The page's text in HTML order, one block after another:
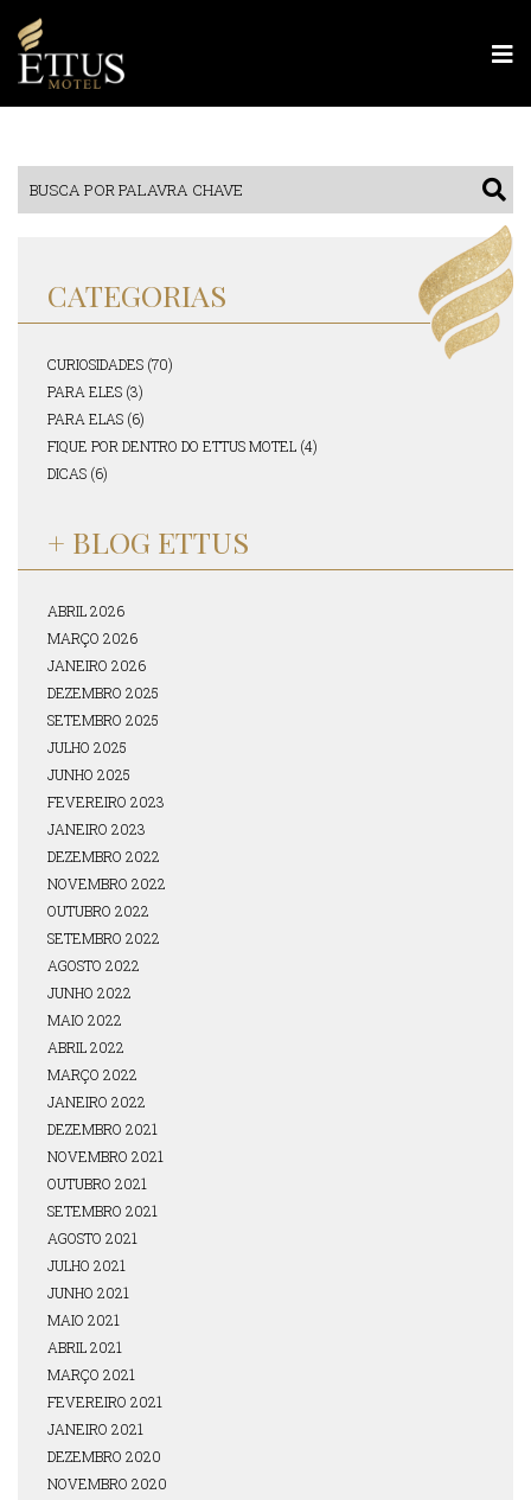
CATEGORIAS
CURIOSIDADES (70)
PARA ELES (3)
PARA ELAS (6)
FIQUE POR DENTRO DO ETTUS MOTEL (4)
DICAS (6)
+ BLOG ETTUS
ABRIL 2026
MARÇO 2026
JANEIRO 2026
DEZEMBRO 2025
SETEMBRO 2025
JULHO 2025
JUNHO 2025
FEVEREIRO 2023
JANEIRO 2023
DEZEMBRO 2022
NOVEMBRO 2022
OUTUBRO 2022
SETEMBRO 2022
AGOSTO 2022
JUNHO 2022
MAIO 2022
ABRIL 2022
MARÇO 2022
JANEIRO 2022
DEZEMBRO 2021
NOVEMBRO 2021
OUTUBRO 2021
SETEMBRO 2021
AGOSTO 2021
JULHO 2021
JUNHO 2021
MAIO 2021
ABRIL 2021
MARÇO 2021
FEVEREIRO 2021
JANEIRO 2021
DEZEMBRO 2020
NOVEMBRO 2020